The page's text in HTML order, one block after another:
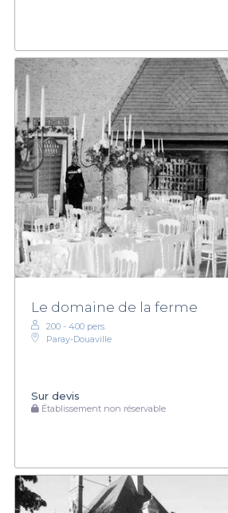
Le domaine de la ferme
200 - 400 pers.
Paray-Douaville
Sur devis
Établissement non réservable